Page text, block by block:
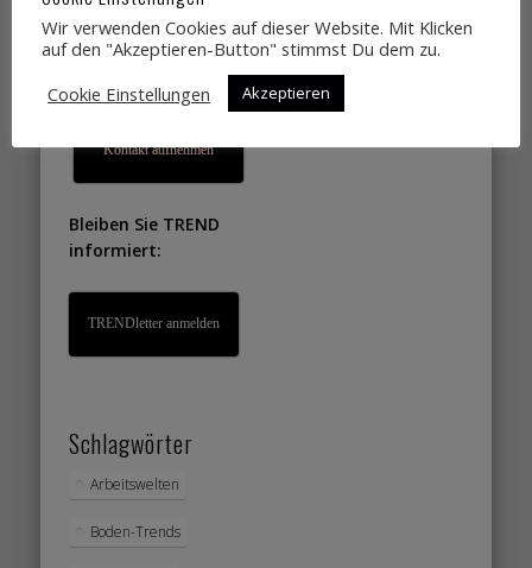
Lifestyletrends, die
Sie gut verkaufen?
Dann einfach
Kontakt aufnehmen
Bleiben Sie TREND
informiert:
TRENDletter anmelden
Schlagwörter
Arbeitswelten
Boden-Trends
Wir verwenden Cookies auf dieser Website. Mit Klicken
auf den "Akzeptieren-Button" stimmst Du dem zu.
Cookie Einstellungen
Akzeptieren